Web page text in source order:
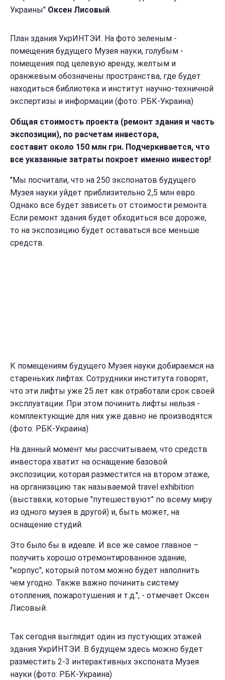
Украины" Оксен Лисовый.
План здания УкрИНТЭИ. На фото зеленым -
помещения будущего Музея науки, голубым -
помещения под целевую аренду, желтым и
оранжевым обозначены пространства, где будет
находиться библиотека и институт научно-техничной
экспертизы и информации (фото: РБК-Украина)
Общая стоимость проекта (ремонт здания и часть
экспозиции), по расчетам инвестора,
составит около 150 млн грн. Подчеркивается, что
все указанные затраты покроет именно инвестор!
"Мы посчитали, что на 250 экспонатов будущего
Музея науки уйдет приблизительно 2,5 млн евро.
Однако все будет зависеть от стоимости ремонта.
Если ремонт здания будет обходиться все дороже,
то на экспозицию будет оставаться все меньше
средств.
К помещениям будущего Музея науки добираемся на
стареньких лифтах. Сотрудники института говорят,
что эти лифты уже 25 лет как отработали срок своей
эксплуатации. При этом починить лифты нельзя -
комплектующие для них уже давно не производятся
(фото: РБК-Украина)
На данный момент мы рассчитываем, что средств
инвестора хватит на оснащение базовой
экспозиции, которая разместится на втором этаже,
на организацию так называемой travel exhibition
(выставки, которые "путешествуют" по всему миру
из одного музея в другой) и, быть может, на
оснащение студий.
Это было бы в идеале. И все же самое главное –
получить хорошо отремонтированное здание,
"корпус", который потом можно будет наполнить
чем угодно. Также важно починить систему
отопления, пожаротушения и т.д.", - отмечает Оксен
Лисовый.
Так сегодня выглядит один из пустующих этажей
здания УкрИНТЭИ. В будущем здесь можно будет
разместить 2-3 интерактивных экспоната Музея
науки (фото: РБК-Украина)